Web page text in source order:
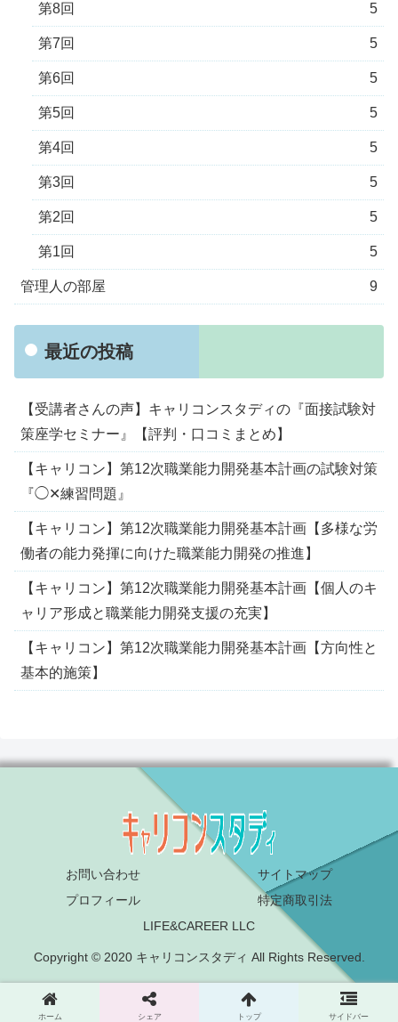
第8回 5
第7回 5
第6回 5
第5回 5
第4回 5
第3回 5
第2回 5
第1回 5
管理人の部屋 9
最近の投稿
【受講者さんの声】キャリコンスタディの『面接試験対
策座学セミナー』【評判・口コミまとめ】
【キャリコン】第12次職業能力開発基本計画の試験対策
『◯✕練習問題』
【キャリコン】第12次職業能力開発基本計画【多様な労
働者の能力発揮に向けた職業能力開発の推進】
【キャリコン】第12次職業能力開発基本計画【個人のキ
ャリア形成と職業能力開発支援の充実】
【キャリコン】第12次職業能力開発基本計画【方向性と
基本的施策】
お問い合わせ
サイトマップ
プロフィール
特定商取引法
LIFE&CAREER LLC
Copyright © 2020 キャリコンスタディ All Rights Reserved.
ホーム シェア トップ サイドバー